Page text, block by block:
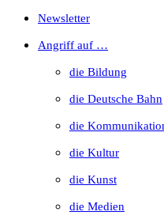
Newsletter
Angriff auf …
die Bildung
die Deutsche Bahn
die
die Kultur
die Kunst
die Medien